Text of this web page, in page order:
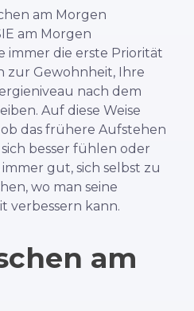
am Morgen
am Morgen
immer die erste Priorität
zur Gewohnheit, Ihre
nach dem
Auf diese Weise
das frühere Aufstehen
besser fühlen oder
gut, sich selbst zu
wo man seine
verbessern kann.
am